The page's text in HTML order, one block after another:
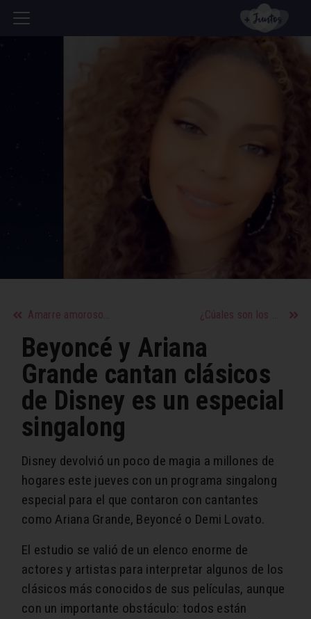
Amarre amoroso ¿qué es y para qué sirve? ¿Cúales son los síntomas de un amarre amoroso?
Beyoncé y Ariana
Grande cantan clásicos
de Disney es un especial
singalong
Disney devolvió un poco de magia a millones de
hogares este jueves con un programa singalong
especial para el que contaron con cantantes
como Ariana Grande, Beyoncé o Demi Lovato.
El estudio se valió de un elenco enorme de
actores y artistas para interpretar algunos de los
clásicos más conocidos de sus películas, aunque
con un importante obstáculo: todos están